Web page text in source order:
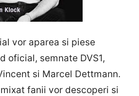
vor aparea si piese
oficial, semnate DVS1,
si Marcel Dettmann.
fanii vor descoperi si